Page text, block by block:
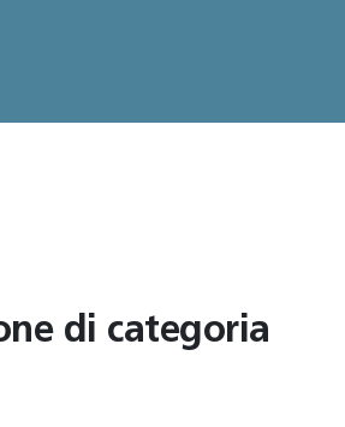
di categoria